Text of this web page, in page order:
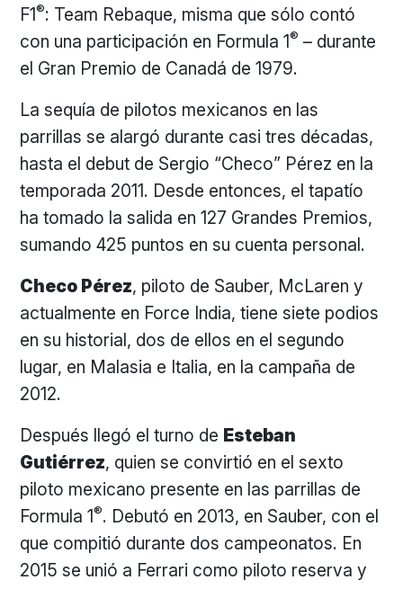
F1®: Team Rebaque, misma que sólo contó
con una participación en Formula 1® – durante
el Gran Premio de Canadá de 1979.
La sequía de pilotos mexicanos en las
parrillas se alargó durante casi tres décadas,
hasta el debut de Sergio “Checo” Pérez en la
temporada 2011. Desde entonces, el tapatío
ha tomado la salida en 127 Grandes Premios,
sumando 425 puntos en su cuenta personal.
Checo Pérez, piloto de Sauber, McLaren y
actualmente en Force India, tiene siete podios
en su historial, dos de ellos en el segundo
lugar, en Malasia e Italia, en la campaña de
2012.
Después llegó el turno de Esteban
Gutiérrez, quien se convirtió en el sexto
piloto mexicano presente en las parrillas de
Formula 1®. Debutó en 2013, en Sauber, con el
que compitió durante dos campeonatos. En
2015 se unió a Ferrari como piloto reserva y